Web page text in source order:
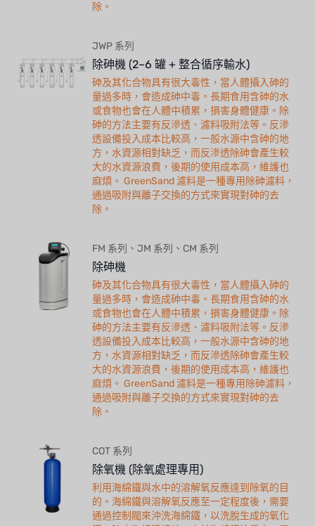
除。
JWP 系列
除砷機 (2~6 罐 + 整合循序輸水)
砷及其化合物具有很大毒性，當人體攝入砷的
量過多時，會造成砷中毒。長期食用含砷的水
或食物也會在人體中積累，損害身體健康。除
砷的方法主要有反滲透、濾料吸附法等。反滲
透設備投入成本比較高，一般水源中含砷的地
方，水資源相對缺乏，而反滲透除砷會產生較
大的水資源浪費，後期的使用成本高，維護也
麻煩。 GreenSand 濾料是一種專用除砷濾料，
通過吸附與離子交換的方式來實現對砷的去
除。
FM 系列、JM 系列、CM 系列
除砷機
砷及其化合物具有很大毒性，當人體攝入砷的
量過多時，會造成砷中毒。長期食用含砷的水
或食物也會在人體中積累，損害身體健康。除
砷的方法主要有反滲透、濾料吸附法等。反滲
透設備投入成本比較高，一般水源中含砷的地
方，水資源相對缺乏，而反滲透除砷會產生較
大的水資源浪費，後期的使用成本高，維護也
麻煩。 GreenSand 濾料是一種專用除砷濾料，
通過吸附與離子交換的方式來實現對砷的去
除。
COT 系列
除氧機 (除氧處理專用)
利用海綿鐵與水中的溶解氧反應達到除氧的目
的。海綿鐵與溶解氧反應至一定程度後，需要
通過控制閥來沖洗海綿鐵，以洗脫生成的氧化